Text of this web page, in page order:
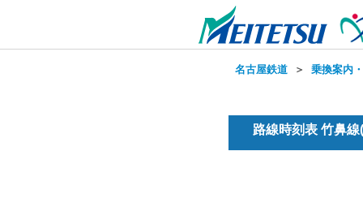
名古屋鉄道 ＞ 乗換案内
路線時刻表 竹鼻